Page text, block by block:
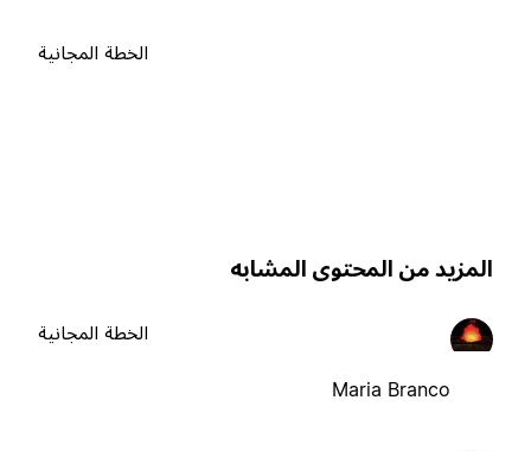
الخطة المجانية
من المحتوى المشابه
Maria Branco
الخطة المجانية